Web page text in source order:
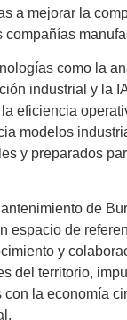
a mejorar la
como la
industrial y la
eficiencia
modelos
y preparados
de
espacio de
y
del territorio,
la economía